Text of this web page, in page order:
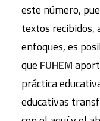
este número,
textos recibidos,
enfoques, es
que FUHEM
práctica
educativas